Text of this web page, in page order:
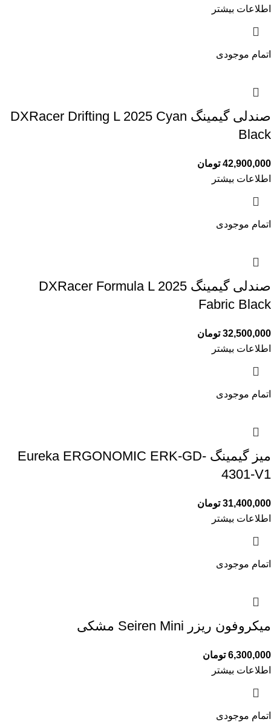
اطلاعات بیشتر
اتمام موجودی
صندلی گیمینگ DXRacer Drifting L 2025 Cyan
Black
42,900,000 تومان
اطلاعات بیشتر
اتمام موجودی
صندلی گیمینگ DXRacer Formula L 2025
Fabric Black
32,500,000 تومان
اطلاعات بیشتر
اتمام موجودی
میز گیمینگ Eureka ERGONOMIC ERK-GD-
4301-V1
31,400,000 تومان
اطلاعات بیشتر
اتمام موجودی
میکروفون ریزر Seiren Mini مشکی
6,300,000 تومان
اطلاعات بیشتر
اتمام موجودی